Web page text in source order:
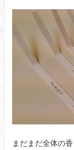
まだまだ全体の